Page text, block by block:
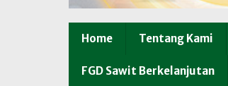
Home Tentang Kami
FGD Sawit Berkelanjutan